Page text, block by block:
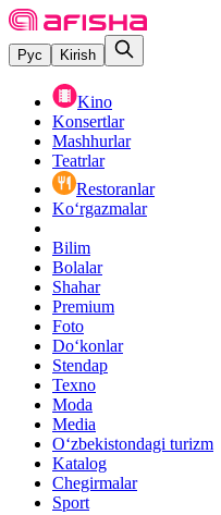
Рус Kirish
Kino
Konsertlar
Mashhurlar
Teatrlar
Restoranlar
Ko‘rgazmalar
Bilim
Bolalar
Shahar
Premium
Foto
Do‘konlar
Stendap
Texno
Moda
Media
O‘zbekistondagi turizm
Katalog
Chegirmalar
Sport